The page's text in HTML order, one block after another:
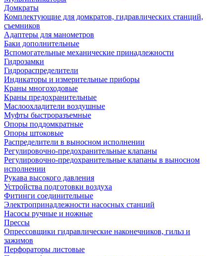
Домкраты
Комплектующие для домкратов, гидравлических станций,
съемников
Адаптеры для манометров
Баки дополнительные
Вспомогательные механические принадлежности
Гидрозамки
Гидрораспределители
Индикаторы и измерительные приборы
Краны многоходовые
Краны предохранительные
Маслоохладители воздушные
Муфты быстроразъемные
Опоры поддомкратные
Опоры штоковые
Распределители в выносном исполнении
Регулировочно-предохранительные клапаны
Регулировочно-предохранительные клапаны в выносном
исполнении
Рукава высокого давления
Устройства подготовки воздуха
Фитинги соединительные
Электропринадлежности насосных станций
Насосы ручные и ножные
Прессы
Опрессовщики гидравлические наконечников, гильз и
зажимов
Перфораторы листовые